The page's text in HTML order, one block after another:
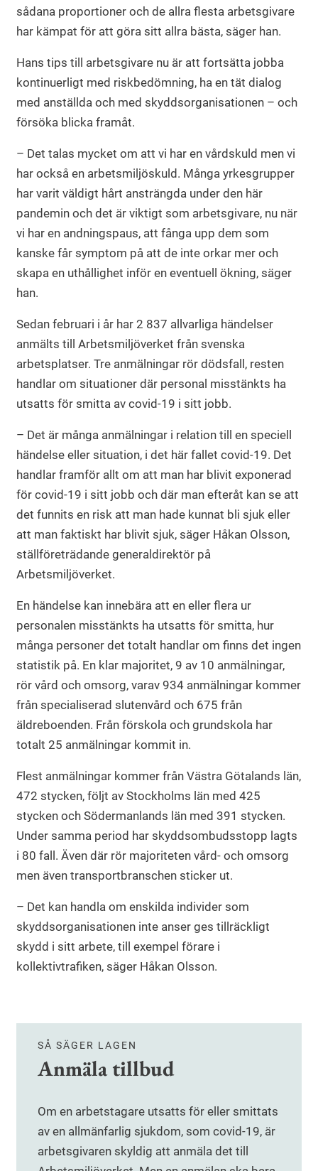
sådana proportioner och de allra flesta arbetsgivare
har kämpat för att göra sitt allra bästa, säger han.
Hans tips till arbetsgivare nu är att fortsätta jobba
kontinuerligt med riskbedömning, ha en tät dialog
med anställda och med skyddsorganisationen – och
försöka blicka framåt.
– Det talas mycket om att vi har en vårdskuld men vi
har också en arbetsmiljöskuld. Många yrkesgrupper
har varit väldigt hårt ansträngda under den här
pandemin och det är viktigt som arbetsgivare, nu när
vi har en andningspaus, att fånga upp dem som
kanske får symptom på att de inte orkar mer och
skapa en uthållighet inför en eventuell ökning, säger
han.
Sedan februari i år har 2 837 allvarliga händelser
anmälts till Arbetsmiljöverket från svenska
arbetsplatser. Tre anmälningar rör dödsfall, resten
handlar om situationer där personal misstänkts ha
utsatts för smitta av covid-19 i sitt jobb.
– Det är många anmälningar i relation till en speciell
händelse eller situation, i det här fallet covid-19. Det
handlar framför allt om att man har blivit exponerad
för covid-19 i sitt jobb och där man efteråt kan se att
det funnits en risk att man hade kunnat bli sjuk eller
att man faktiskt har blivit sjuk, säger Håkan Olsson,
ställföreträdande generaldirektör på
Arbetsmiljöverket.
En händelse kan innebära att en eller flera ur
personalen misstänkts ha utsatts för smitta, hur
många personer det totalt handlar om finns det ingen
statistik på. En klar majoritet, 9 av 10 anmälningar,
rör vård och omsorg, varav 934 anmälningar kommer
från specialiserad slutenvård och 675 från
äldreboenden. Från förskola och grundskola har
totalt 25 anmälningar kommit in.
Flest anmälningar kommer från Västra Götalands län,
472 stycken, följt av Stockholms län med 425
stycken och Södermanlands län med 391 stycken.
Under samma period har skyddsombudsstopp lagts
i 80 fall. Även där rör majoriteten vård- och omsorg
men även transportbranschen sticker ut.
– Det kan handla om enskilda individer som
skyddsorganisationen inte anser ges tillräckligt
skydd i sitt arbete, till exempel förare i
kollektivtrafiken, säger Håkan Olsson.
SÅ SÄGER LAGEN
Anmäla tillbud
Om en arbetstagare utsatts för eller smittats
av en allmänfarlig sjukdom, som covid-19, är
arbetsgivaren skyldig att anmäla det till